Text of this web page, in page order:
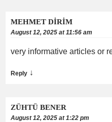
MEHMET DİRİM
August 12, 2025 at 11:56 am
very informative articles or
Reply ↓
ZÜHTÜ BENER
August 12, 2025 at 1:22 pm